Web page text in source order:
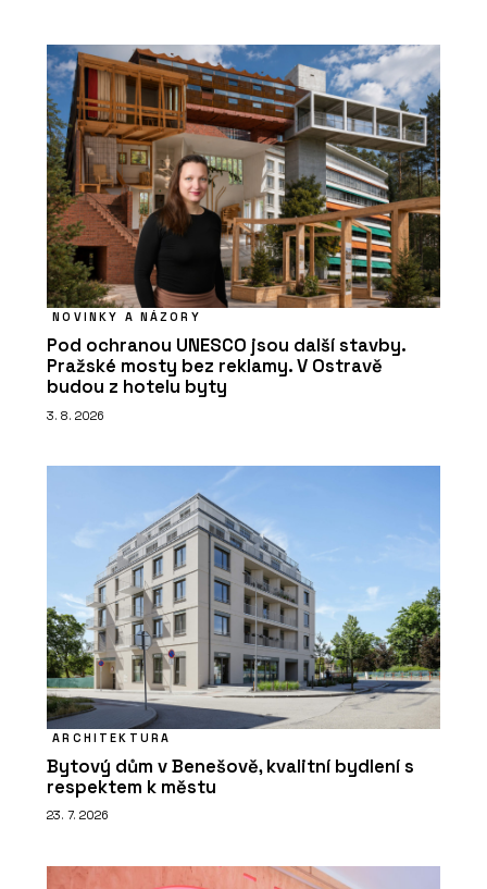
NOVINKY A NÁZORY
Pod ochranou UNESCO jsou další stavby.
Pražské mosty bez reklamy. V Ostravě
budou z hotelu byty
3. 8. 2026
ARCHITEKTURA
Bytový dům v Benešově, kvalitní bydlení s
respektem k městu
23. 7. 2026